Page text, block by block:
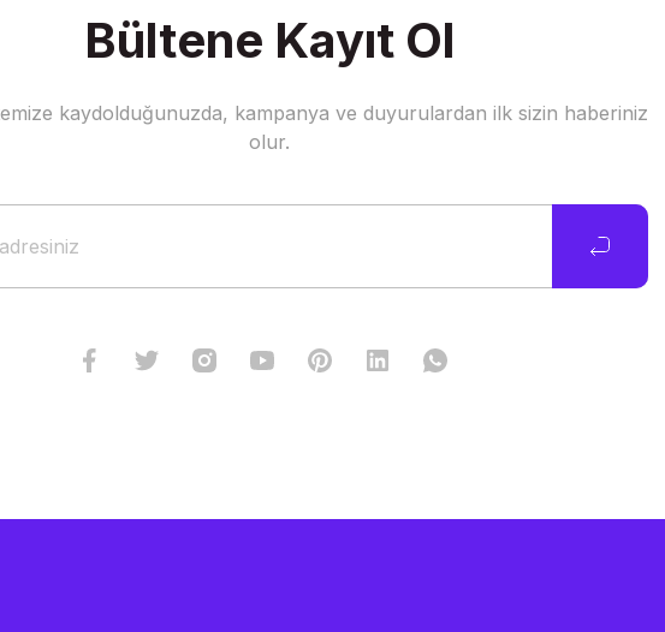
Gönder
Bültene Kayıt Ol
kaydolduğunuzda, kampanya ve duyurulardan ilk sizin haberiniz
olur.